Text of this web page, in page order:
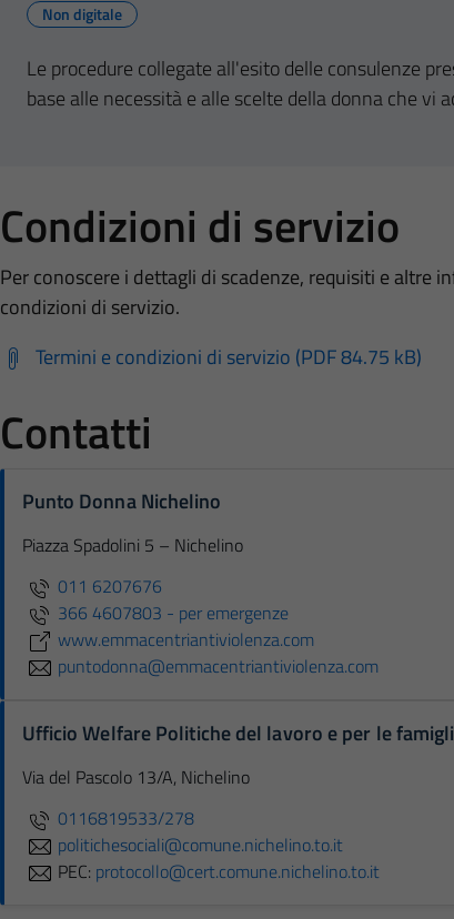
Non digitale
Le procedure collegate all'esito delle consulenze
base alle necessità e alle scelte della donna che vi
Condizioni di servizio
Per conoscere i dettagli di scadenze, requisiti e altre
condizioni di servizio.
Termini e condizioni di servizio (PDF 84.75 kB)
Contatti
Punto Donna Nichelino
Piazza Spadolini 5 – Nichelino
011 6207676
366 4607803 - per emergenze
www.emmacentriantiviolenza.com
puntodonna@emmacentriantiviolenza.com
Ufficio Welfare Politiche del lavoro e per le
Via del Pascolo 13/A, Nichelino
0116819533/278
politichesociali@comune.nichelino.to.it
PEC: protocollo@cert.comune.nichelino.to.it